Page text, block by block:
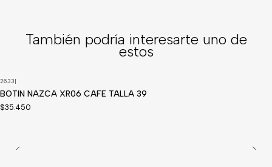
También podría interesarte uno de
estos
2633|
BOTIN NAZCA XR06 CAFE TALLA 39
$35.450